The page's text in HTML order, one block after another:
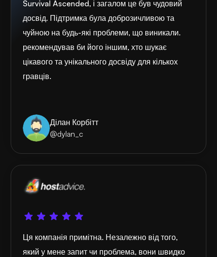
Survival Ascended, і загалом це був чудовий
досвід. Підтримка була доброзичливою та
чуйною на будь-які проблеми, що виникали.
рекомендував би його іншим, хто шукає
цікавого та унікального досвіду для кількох
гравців.
Ділан Корбітт
@dylan_c
Ця компанія примітна. Незалежно від того,
який у мене запит чи проблема, вони швидко